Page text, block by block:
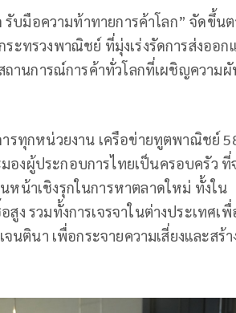
รับมือความท้าทายการค้าโลก” จัดขึ้น
ทรวงพาณิชย์ ที่มุ่งเร่งรัดการส่งออก
ถานการณ์การค้าทั่วโลกที่เผชิญความ
รทุกหน่วยงาน เครือข่ายทูตพาณิชย์
งผู้ประกอบการไทยเป็นครอบครัว ที่
น้าเชิงรุกในการหาตลาดใหม่ ทั้งใน
รวมทั้งการเจรจาในต่างประเทศเพื่
นตินา เพื่อกระจายความเสี่ยงและสร้า